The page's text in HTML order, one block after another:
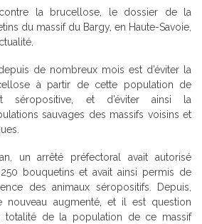
la brucellose, le dossier de la
du massif du Bargy, en Haute-Savoie,
de nombreux mois est d’éviter la
à partir de cette population de
séropositive, et d’éviter ainsi la
sauvages des massifs voisins et
un arrêté préfectoral avait autorisé
bouquetins et avait ainsi permis de
des animaux séropositifs. Depuis,
nouveau augmenté, et il est question
totalité de la population de ce massif